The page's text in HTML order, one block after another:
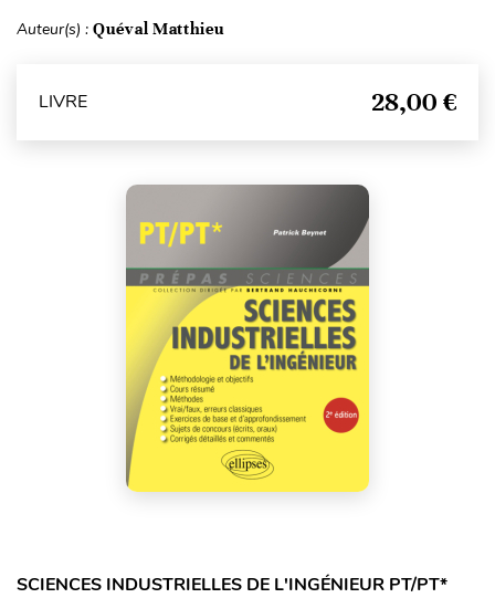
Auteur(s) : Quéval Matthieu
LIVRE 28,00 €
SCIENCES INDUSTRIELLES DE L'INGÉNIEUR PT/PT*